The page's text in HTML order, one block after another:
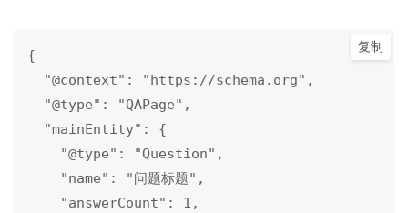
复制
{
  "@context": "https://schema.org",
  "@type": "QAPage",
  "mainEntity": {
    "@type": "Question",
    "name": "问题标题",
    "answerCount": 1,